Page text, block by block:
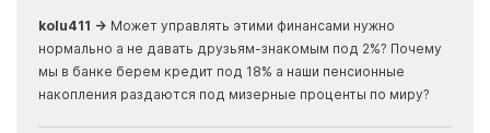
kolu411 → Может управлять этими финансами нужно
нормально а не давать друзьям-знакомым под 2%? Почему
мы в банке берем кредит под 18% а наши пенсионные
накопления раздаются под мизерные проценты по миру?